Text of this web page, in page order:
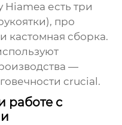
есть три
про
кастомная сборка.
—
crucial.
работе с